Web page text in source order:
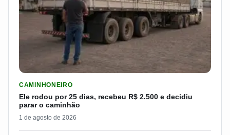
CAMINHONEIRO
Ele rodou por 25 dias, recebeu R$ 2.500 e decidiu
parar o caminhão
1 de agosto de 2026